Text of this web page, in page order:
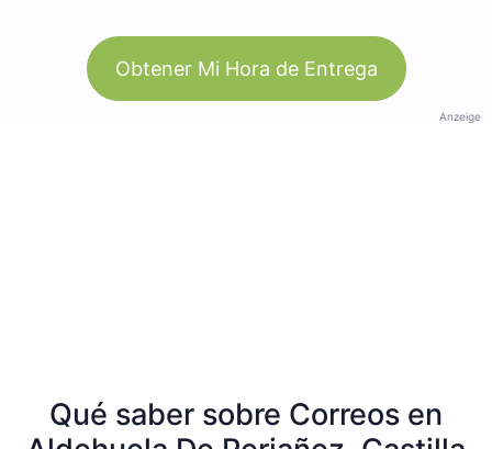
Obtener Mi Hora de Entrega
Anzeige
Qué saber sobre Correos en